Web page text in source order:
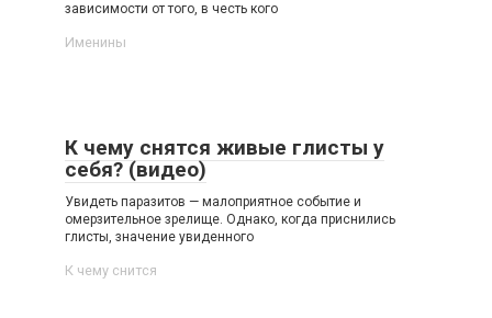
зависимости от того, в честь кого
Именины
К чему снятся живые глисты у
себя? (видео)
Увидеть паразитов — малоприятное событие и
омерзительное зрелище. Однако, когда приснились
глисты, значение увиденного
К чему снится